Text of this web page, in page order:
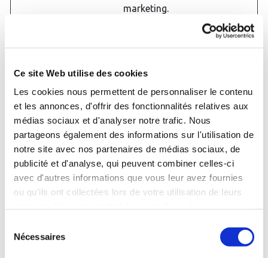
Ce site Web utilise des cookies
Les cookies nous permettent de personnaliser le contenu
et les annonces, d'offrir des fonctionnalités relatives aux
médias sociaux et d'analyser notre trafic. Nous
partageons également des informations sur l'utilisation de
notre site avec nos partenaires de médias sociaux, de
publicité et d'analyse, qui peuvent combiner celles-ci
avec d'autres informations que vous leur avez fournies
ou qu'ils ont collectées lors de votre utilisation de leurs
Nécessaires
marketing.
k_shown
Persista
nt
IDE Google
Utilisé par Google
enregistrer et
signaler les actions
de l'utilisateur du
site après qu'il ait
vu ou cliqué sur une
des pubs de
l'annonceur dans le
but de mesurer
l'efficacité et de
présenter des